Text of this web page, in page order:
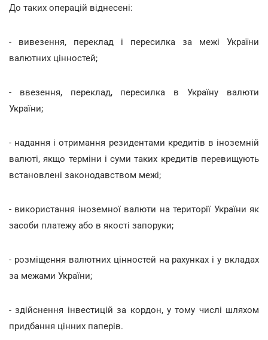
До таких операцій віднесені:
- вивезення, переклад і пересилка за межі України
валютних цінностей;
- ввезення, переклад, пересилка в Україну валюти
України;
- надання і отримання резидентами кредитів в іноземній
валюті, якщо терміни і суми таких кредитів перевищують
встановлені законодавством межі;
- використання іноземної валюти на території України як
засоби платежу або в якості запоруки;
- розміщення валютних цінностей на рахунках і у вкладах
за межами України;
- здійснення інвестицій за кордон, у тому числі шляхом
придбання цінних паперів.